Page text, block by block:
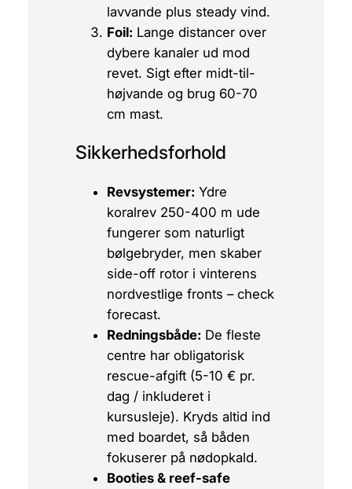
lavvande plus steady vind.
Foil: Lange distancer over
dybere kanaler ud mod
revet. Sigt efter midt-til-
højvande og brug 60-70
cm mast.
Sikkerhedsforhold
Revsystemer: Ydre
koralrev 250-400 m ude
fungerer som naturligt
bølgebryder, men skaber
side-offrotor i vinterens
nordvestlige fronts – check
forecast.
Redningsbåde: De fleste
centre har obligatorisk
rescue-afgift (5-10 € pr.
dag / inkluderet i
kursusleje). Kryds altid ind
med boardet, så båden
fokuserer på nødopkald.
Booties & reef-safe